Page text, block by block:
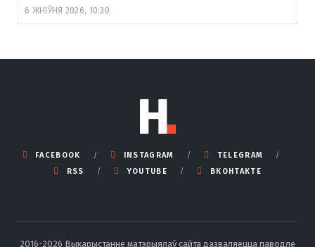
6 ЖНІЎНЯ 2026, 10:30
FACEBOOK INSTAGRAM
TELEGRAM
RSS
YOUTUBE ВКОНТАКТЕ
2016-2026 Выкарыстанне матэрыялаў сайта дазваляецца паводле